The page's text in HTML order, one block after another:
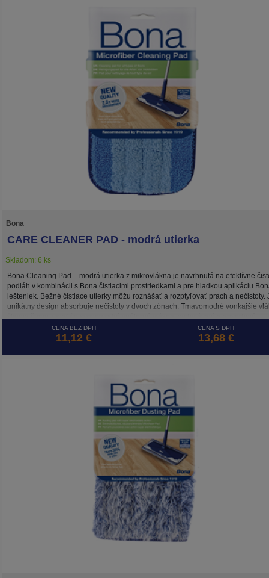
Bona
CARE CLEANER PAD - modrá utierka
Skladom: 6 ks
Bona Cleaning Pad – modrá utierka z mikrovlákna je navrhnutá na efektívne
podláh v kombinácii s Bona čistiacimi prostriedkami a pre hladkou aplikáciu
lešteniek. Bežné čistiace utierky môžu roznášať a rozptyľovať prach a nečistoty.
unikátny design absorbuje nečistoty v dvoch zónach. Tmavomodré vonkajšie
CENA BEZ DPH
11,12 €
CENA S DPH
13,68 €